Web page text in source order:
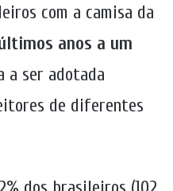
com a camisa da
anos a um
a ser adotada
de diferentes